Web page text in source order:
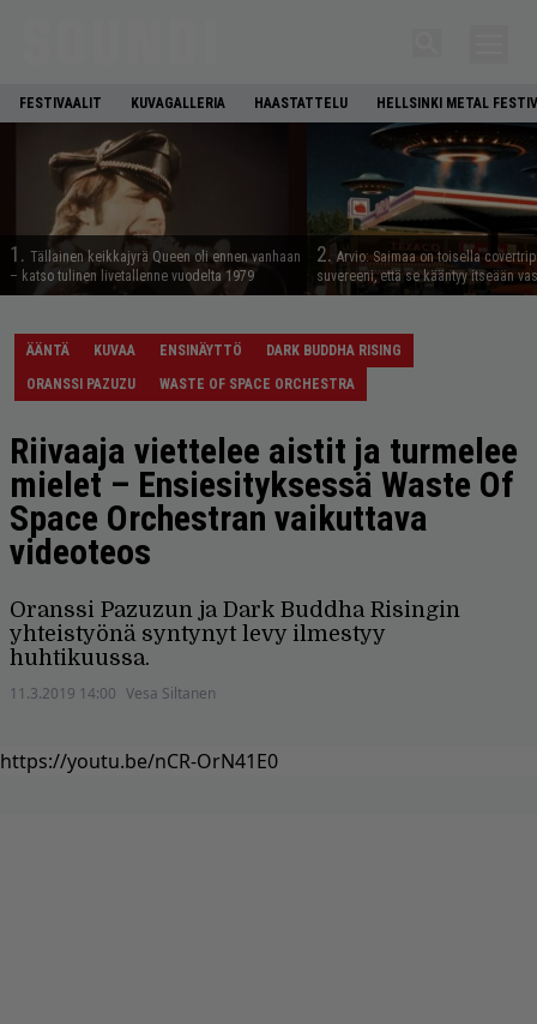
FESTIVAALIT KUVAGALLERIA HAASTATTELU HELLSINKI METAL
1. Tällainen keikkajyrä Queen oli ennen vanhaan
– katso tulinen livetallenne vuodelta 1979
2. Arvio: Saimaa on toisella
suvereeni, että se kääntyy itseään
ÄÄNTÄ KUVAA ENSINÄYTTÖ
DARK BUDDHA RISING
ORANSSI PAZUZU
WASTE OF SPACE ORCHESTRA
Riivaaja viettelee aistit ja turmelee
mielet – Ensiesityksessä Waste Of
Space Orchestran vaikuttava
videoteos
Oranssi Pazuzun ja Dark Buddha Risingin
yhteistyönä syntynyt levy ilmestyy
huhtikuussa.
11.3.2019 14:00 Vesa Siltanen
https://youtu.be/nCR-OrN41E0